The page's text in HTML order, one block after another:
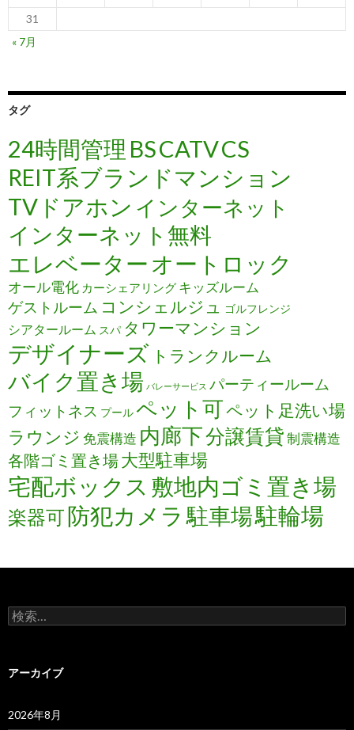
31
« 7月
タグ
24時間管理 BSCATVCS
REIT系ブランドマンション
TVドアホン インターネット
インターネット無料
エレベーター オートロック
オール電化 カーシェアリング キッズルーム
ゲストルーム コンシェルジュ ゴルフレンジ
シアタールーム スパ タワーマンション
デザイナーズ トランクルーム
バイク置き場 バレーサービス パーティールーム
フィットネス プールペット可ペット足洗い場
ラウンジ 免震構造 内廊下分譲賃貸制震構造
各階ゴミ置き場大型駐車場
宅配ボックス 敷地内ゴミ置き場
楽器可防犯カメラ 駐車場駐輪場
検
索:
アーカイブ
2026年8月